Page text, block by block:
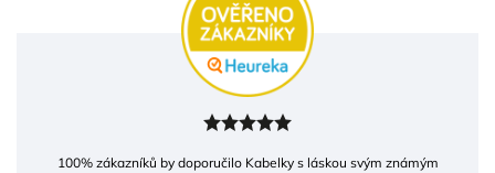
100% zákazníků by doporučilo Kabelky s láskou svým známým